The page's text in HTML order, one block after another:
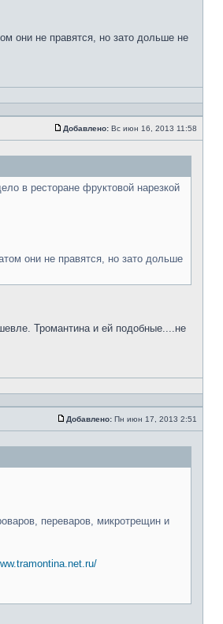
они не правятся, но зато дольше не
Добавлено: Вс июн 16, 2013 11:58
в ресторане фруктовой нарезкой
они не правятся, но зато дольше
Тромантина и ей подобные....не
Добавлено: Пн июн 17, 2013 2:51
переваров, микротрещин и